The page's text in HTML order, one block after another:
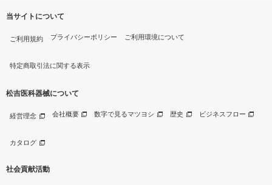
当サイトについて
ご利用規約 プライバシーポリシー ご利用環境について
特定商取引法に関する表示
松吉医科器械について
経営理念 会社概要 数字で見るマツヨシ 歴史 ビジネスフロー
カタログ
社会貢献活動